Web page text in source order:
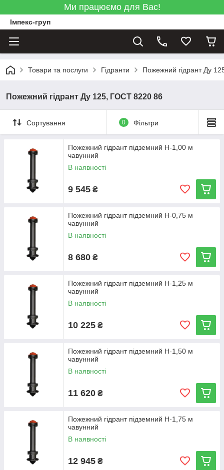
Ми працюємо для Вас!
Імпекс-груп
Товари та послуги Гідранти Пожежний гідрант Ду
Пожежний гідрант Ду 125, ГОСТ 8220 86
Сортування 0 Фільтри
Пожежний гідрант підземний Н-1,00 м
чавунний
В наявності
9 545 ₴
Пожежний гідрант підземний Н-0,75 м
чавунний
В наявності
8 680 ₴
Пожежний гідрант підземний Н-1,25 м
чавунний
В наявності
10 225 ₴
Пожежний гідрант підземний Н-1,50 м
чавунний
В наявності
11 620 ₴
Пожежний гідрант підземний Н-1,75 м
чавунний
В наявності
12 945 ₴